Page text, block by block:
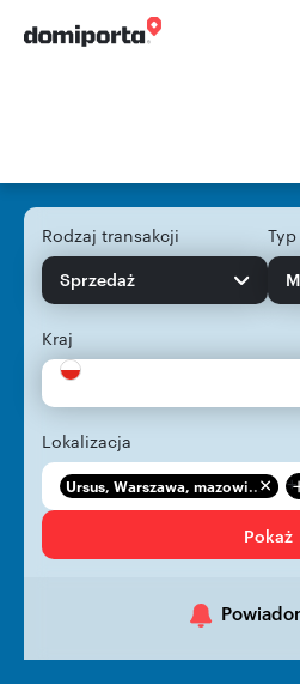
Rodzaj transakcji
Sprzedaż
Kraj
Lokalizacja
Ursus, Warszawa, mazowi... +
Pokaż